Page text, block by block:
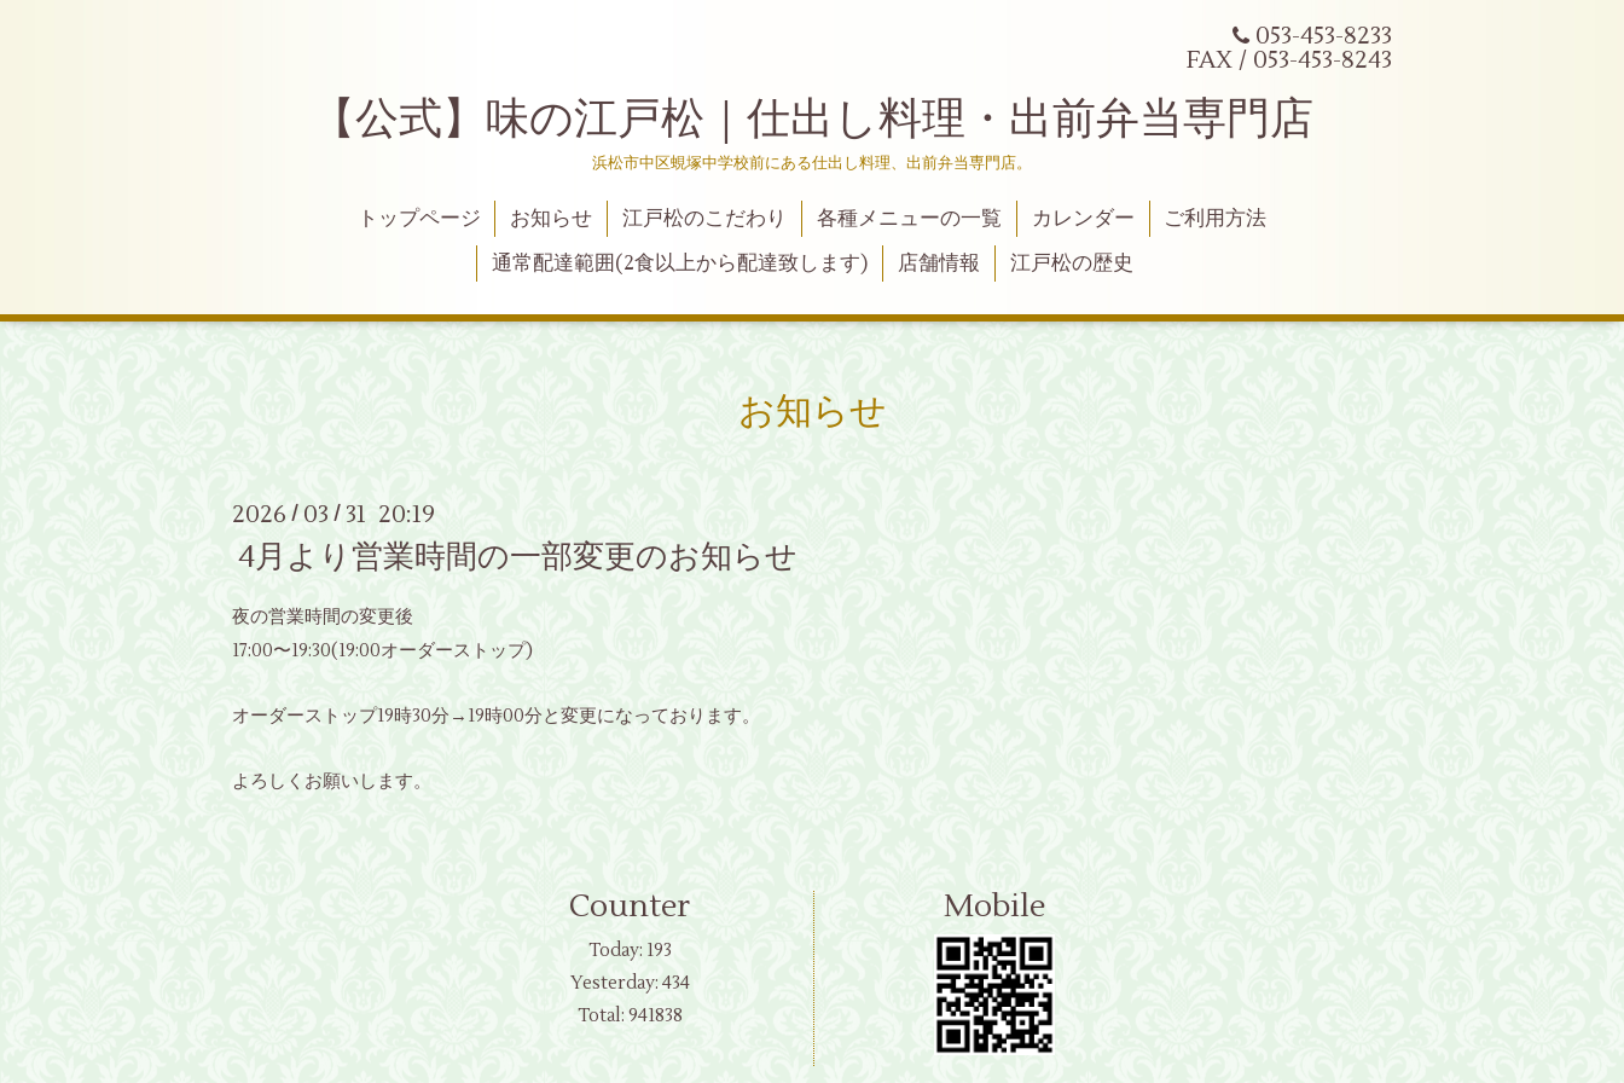
053-453-8233
FAX / 053-453-8243
【公式】味の江戸松｜仕出し料理・出前弁当専門店
浜松市中区蜆塚中学校前にある仕出し料理、出前弁当専門店。
トップページ お知らせ 江戸松のこだわり 各種メニューの一覧 カレンダー
ご利用方法
通常配達範囲(2食以上から配達致します)
店舗情報 江戸松の歴史
お知らせ
2026 / 03 / 31 20:19
4月より営業時間の一部変更のお知らせ
夜の営業時間の変更後
17:00〜19:30(19:00オーダーストップ)
オーダーストップ19時30分→19時00分と変更になっております。
よろしくお願いします。
Counter
Today: 193
Yesterday: 434
Total: 941838
Mobile